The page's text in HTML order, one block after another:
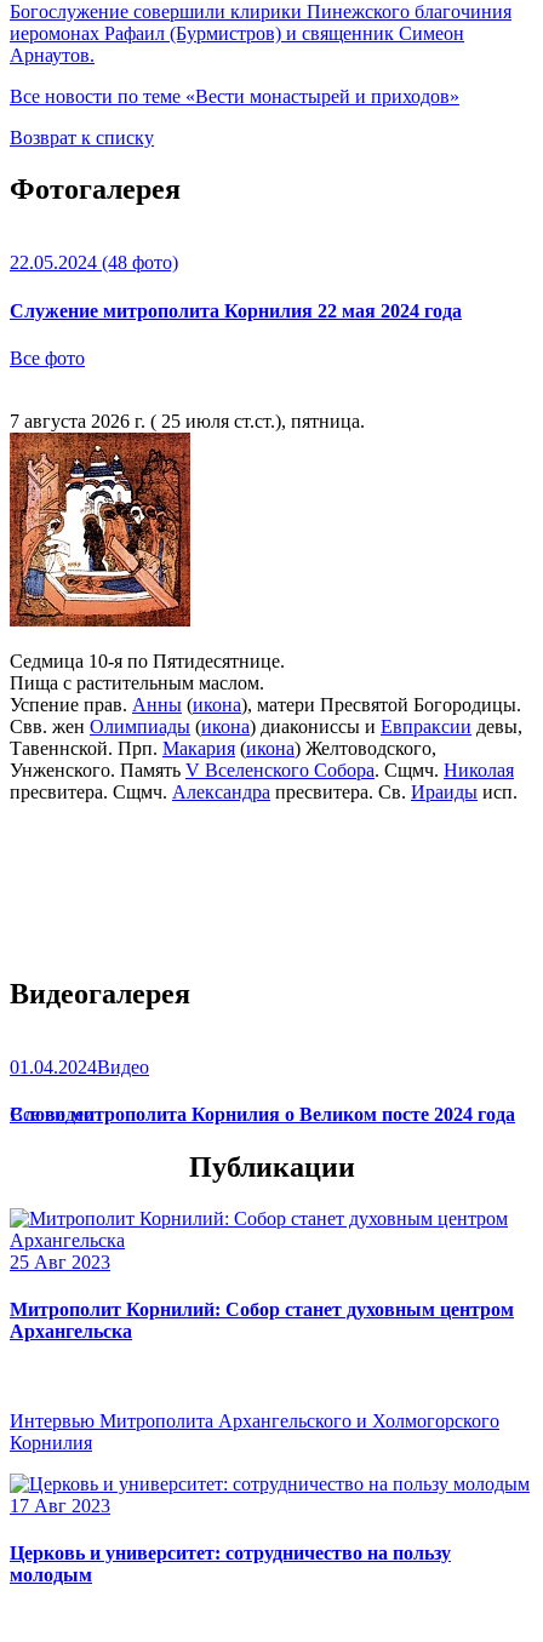
Богослужение совершили клирики Пинежского благочиния
иеромонах Рафаил (Бурмистров) и священник Симеон
Арнаутов.
Все новости по теме «Вести монастырей и приходов»
Возврат к списку
Фотогалерея
22.05.2024 (48 фото)
Служение митрополита Корнилия 22 мая 2024 года
Все фото
7 августа 2026 г. ( 25 июля ст.ст.), пятница.
Седмица 10-я по Пятидесятнице.
Пища с растительным маслом.
Успение прав. Анны (икона), матери Пресвятой Богородицы.
Свв. жен Олимпиады (икона) диакониссы и Евпраксии девы,
Тавеннской. Прп. Макария (икона) Желтоводского,
Унженского. Память V Вселенского Собора. Сщмч. Николая
пресвитера. Сщмч. Александра пресвитера. Св. Ираиды исп.
Видеогалерея
01.04.2024Видео
Слово митрополита Корнилия о Великом посте 2024 года
Все видео
Публикации
25 Авг 2023
Митрополит Корнилий: Собор станет духовным центром
Архангельска
Интервью Митрополита Архангельского и Холмогорского
Корнилия
17 Авг 2023
Церковь и университет: сотрудничество на пользу
молодым